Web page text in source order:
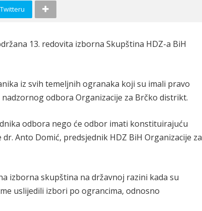
13. redovita izborna Skupština HDZ-a BiH
iz svih temeljnih ogranaka koji su imali pravo
odbora Organizacije za Brčko distrikt.
odbora nego će odbor imati konstituirajuću
Anto Domić, predsjednik HDZ BiH Organizacije za
izborna skupština na državnoj razini kada su
uslijedili izbori po ograncima, odnosno